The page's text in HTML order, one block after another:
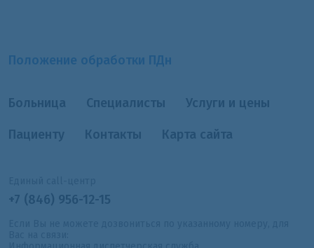
Положение обработки ПДн
Больница Специалисты Услуги и цены
Пациенту Контакты Карта сайта
+7 (846) 956-12-15